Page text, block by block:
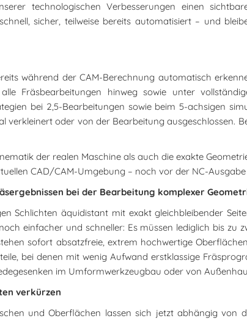
technologischen Verbesserungen einen
sicher, teilweise bereits automatisiert – und
während der CAM-Berechnung automatisch
Fräsbearbeitungen hinweg sowie unter
bei 2,5-Bearbeitungen sowie beim 5-achsigen
verkleinert oder von der Bearbeitung ausgeschlossen.
der realen Maschine als auch die exakte
CAD/CAM-Umgebung – noch vor der NC-
bei der Bearbeitung komplexer
Schlichten äquidistant mit exakt gleichbleibender
einfacher und schneller: Es müssen lediglich bis
sofort absatzfreie, extrem hochwertige
bei denen mit wenig Aufwand erstklassige
im Umformwerkzeugbau oder von
verkürzen
und Oberflächen lassen sich jetzt abhängig von